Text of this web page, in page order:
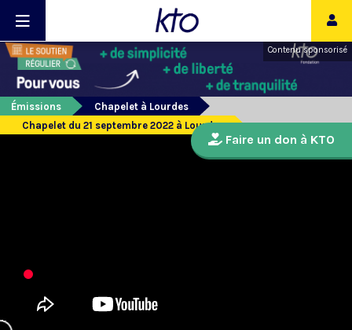
Contenu sponsorisé
Émissions
Chapelet à Lourdes
Chapelet du 21 septembre 2022 à Lourdes
Faire un don à KTO